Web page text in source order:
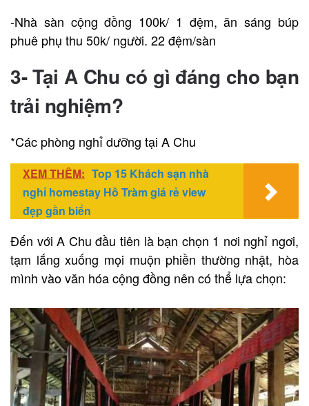
-Nhà sàn cộng đồng 100k/ 1 đệm, ăn sáng búp
phuê phụ thu 50k/ người. 22 đệm/sàn
3- Tại A Chu có gì đáng cho bạn
trải nghiệm?
*Các phòng nghỉ dưỡng tại A Chu
XEM THÊM: Top 15 Khách sạn nhà
nghỉ homestay Hồ Tràm giá rẻ view
đẹp gần biển
Đến với A Chu đầu tiên là bạn chọn 1 nơi nghỉ ngơi,
tạm lắng xuống mọi muộn phiền thường nhật, hòa
mình vào văn hóa cộng đồng nên có thể lựa chọn: